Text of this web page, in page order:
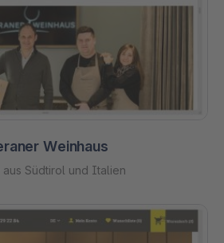
Weinhaus
aus Südtirol und Italien